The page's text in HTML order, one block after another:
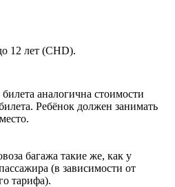
12 лет (CHD).
аналогична стоимости
Ребёнок должен занимать
багажа такие же, как у
(в зависимости от
тарифа).